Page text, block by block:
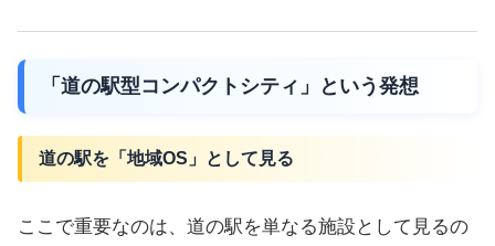
「道の駅型コンパクトシティ」という発想
道の駅を「地域OS」として見る
ここで重要なのは、道の駅を単なる施設として見るの